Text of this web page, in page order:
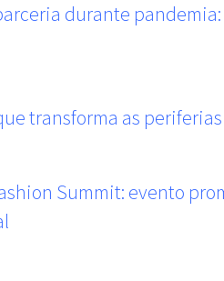
durante
transforma as periferias
Summit: evento